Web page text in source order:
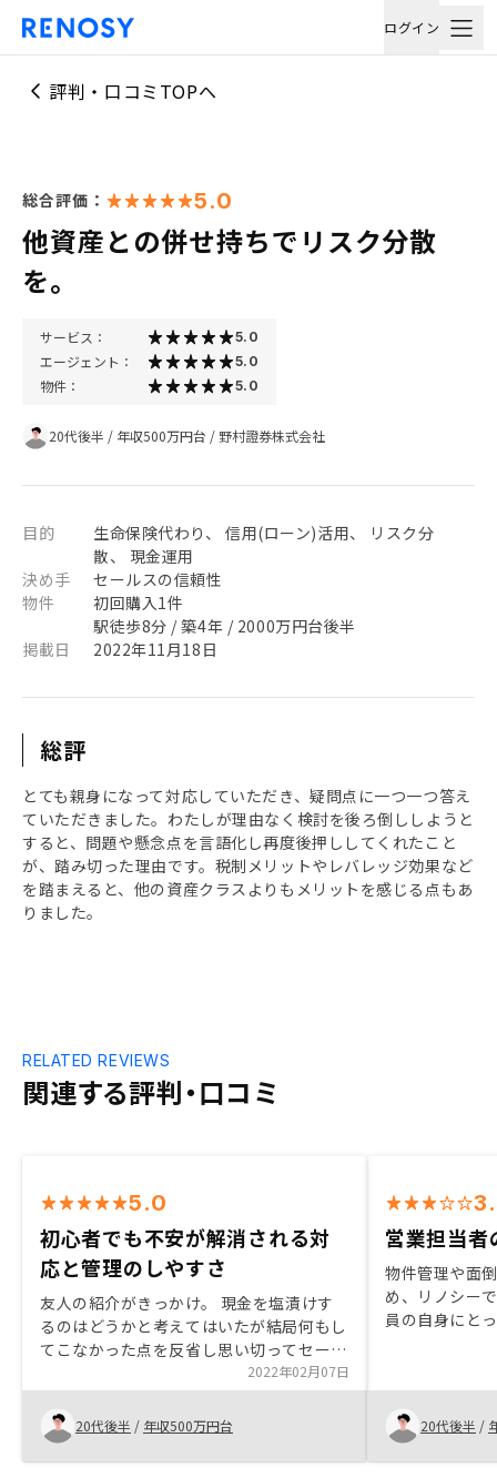
ログイン
評判・口コミTOPへ
総合評価： 5.0
他資産との併せ持ちでリスク分散
を。
サービス： 5.0
エージェント： 5.0
物件： 5.0
20代後半 / 年収500万円台 / 野村證券株式会社
目的
生命保険代わり、 信用(ローン)活用、 リスク分
散、 現金運用
決め手
セールスの信頼性
物件
初回購入1件
駅徒歩8分 / 築4年 / 2000万円台後半
掲載日
2022年11月18日
総評
とても親身になって対応していただき、疑問点に一つ一つ答え
ていただきました。わたしが理由なく検討を後ろ倒ししようと
すると、問題や懸念点を言語化し再度後押ししてくれたこと
が、踏み切った理由です。税制メリットやレバレッジ効果など
を踏まえると、他の資産クラスよりもメリットを感じる点もあ
りました。
関連する評判・口コミ
RELATED REVIEWS
5.0
初心者でも不安が解消される対
応と管理のしやすさ
友人の紹介がきっかけ。 現金を塩漬けす
るのはどうかと考えてはいたが結局何もし
てこなかった点を反省し思い切ってセール
を受けてみました。不動産投資どころか投
資関連の知識もない状態での会話は不安で
はありましたが、営業の方々が親切に対応
してくださり決断することができました。
購入後もフォローしてくれる点やアプリで
2022年02月07日
20代後半 / 年収500万円台
営業担当者
物件管理や面
め、リノシー
員の自身にと
いたことも決
20代後半 /